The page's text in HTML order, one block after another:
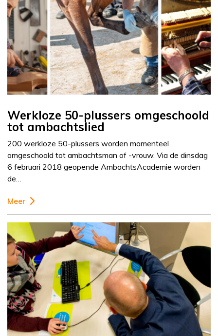
Werkloze 50-plussers omgeschoold
tot ambachtslied
200 werkloze 50-plussers worden momenteel
omgeschoold tot ambachtsman of -vrouw. Via de dinsdag
6 februari 2018 geopende AmbachtsAcademie worden
de…
Meer